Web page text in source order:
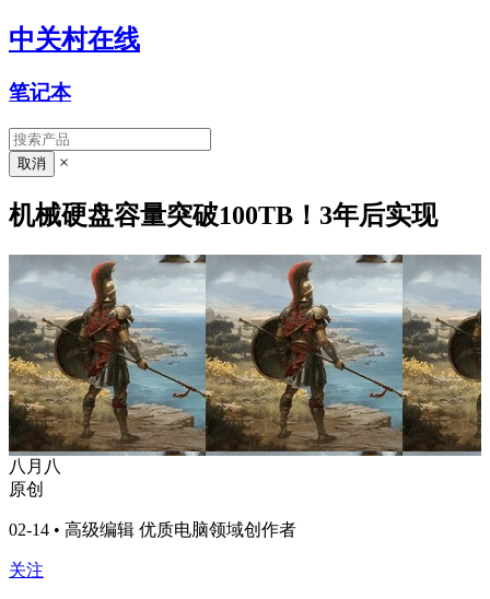
中关村在线
笔记本
×
机械硬盘容量突破100TB！3年后实现
八月八
原创
02-14 • 高级编辑 优质电脑领域创作者
关注